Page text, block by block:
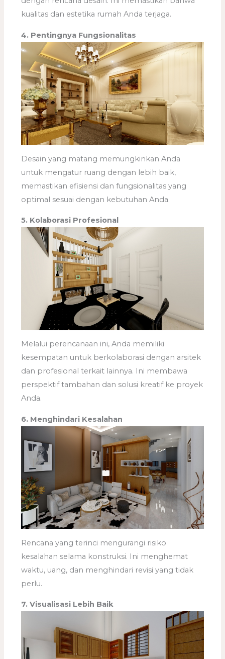
kualitas dan estetika rumah Anda terjaga.
4. Pentingnya Fungsionalitas
Desain yang matang memungkinkan Anda
untuk mengatur ruang dengan lebih baik,
memastikan efisiensi dan fungsionalitas yang
optimal sesuai dengan kebutuhan Anda.
5. Kolaborasi Profesional
Melalui perencanaan ini, Anda memiliki
kesempatan untuk berkolaborasi dengan arsitek
dan profesional terkait lainnya. Ini membawa
perspektif tambahan dan solusi kreatif ke proyek
Anda.
6. Menghindari Kesalahan
Rencana yang terinci mengurangi risiko
kesalahan selama konstruksi. Ini menghemat
waktu, uang, dan menghindari revisi yang tidak
perlu.
7. Visualisasi Lebih Baik